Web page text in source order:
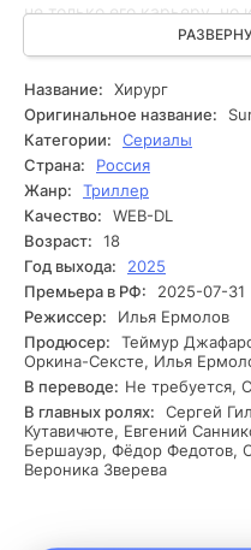
не только его карьеру,
Иногда в мастерство
кругозоры и давление со
и ему приходится
угрозу свои
к успеху усугубляется
а конкуренты стремятся
репутацию. В это время он
пределами операционной
ответственные проблемы,
ли ему сохранить свою
безукоризненный разбор в
ставки так высоки?
Название:
Хирург
Оригинальное название:
Категории:
Сериалы
Страна:
Россия
Жанр:
Триллер
Качество:
WEB-DL
Возраст:
18
Год выхода:
2025
Премьера в РФ:
2025-07-31
Режиссер:
Илья Ермолов
Продюсер:
Теймур
Оркина-Сексте, Илья
В переводе: Не требуется,
В главных ролях:
Сергей
Кутавичюте, Евгений
Бершауэр, Фёдор Федотов,
Вероника Зверева